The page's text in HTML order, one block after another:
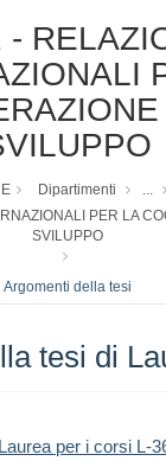
-
Dipartimenti
...
PER LA
SVILUPPO
Argomenti della tesi
tesi di
per i corsi L-